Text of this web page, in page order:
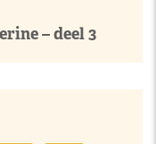
– deel 3